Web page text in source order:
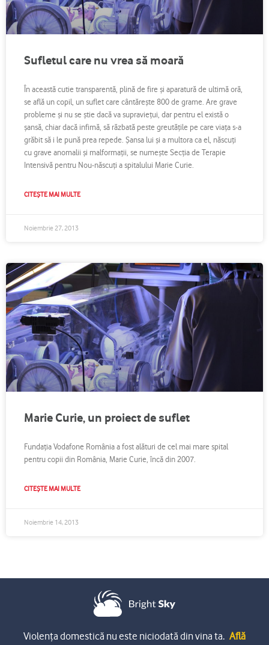
Sufletul care nu vrea să moară
În această cutie transparentă, plină de fire şi aparatură de ultimă oră,
se află un copil, un suflet care cântăreşte 800 de grame. Are grave
probleme şi nu se ştie dacă va supravieţui, dar pentru el există o
şansă, chiar dacă infimă, să răzbată peste greutăţile pe care viaţa s-a
grăbit să i le pună prea repede. Şansa lui şi a multora ca el, născuţi
cu grave anomalii şi malformaţii, se numeşte Secţia de Terapie
Intensivă pentru Nou-născuţi a spitalului Marie Curie.
CITEȘTE MAI MULTE
Noiembrie 27, 2013
Marie Curie, un proiect de suflet
Fundația Vodafone România a fost alături de cel mai mare spital
pentru copii din România, Marie Curie, încă din 2007.
CITEȘTE MAI MULTE
Noiembrie 14, 2013
Violența domestică nu este niciodată din vina ta. Află